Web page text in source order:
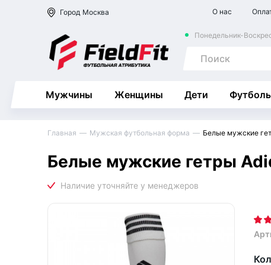
Город Москва О нас
Понедельник-
Мужчины Женщины Дети
Главная Мужская футбольная форма Белые мужские
Белые мужские гетры